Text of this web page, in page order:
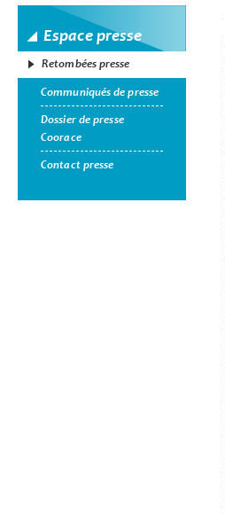
Espace presse
Retombées presse
Communiqués de presse
Dossier de presse
Coorace
Contact presse